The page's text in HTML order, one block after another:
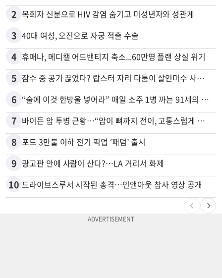
2 목회자 신분으로 HIV 감염 숨기고 미성년자와 성관계
3 40대 여성, 오진으로 자궁 적출 수술
4 휴매나, 메디캘 어드밴티지 축소...60만명 플랜 상실 위기
5 잠수 중 공기 끊었다? 랍스터 자리 다툼이 살인미수 사건으로
6 “술에 이것 한방울 넣어라” 매일 소주 1병 까는 91세의 철칙
7 바이든 암 투병 근황…“암이 뼈까지 전이, 고통스럽게 투병 중”
8 포드 3만불 이하 전기 픽업 ‘패덤’ 출시
9 광고판 안에 사람이 산다?…LA 거리서 화제
10 드라이브스루서 시작된 총격…인앤아웃 참사 영상 공개